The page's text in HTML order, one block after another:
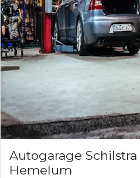
Autogarage Schilstra
Hemelum